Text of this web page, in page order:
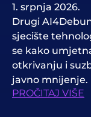
1. srpnja 2026.
Drugi
sjecište
se kako
otkrivanju i
javno mnijenje.
PROČITAJ VIŠE